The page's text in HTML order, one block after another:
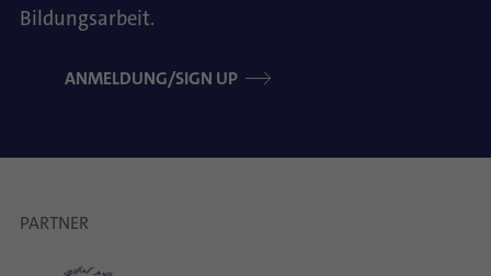
Bildungsarbeit.
ANMELDUNG/SIGN UP
PARTNER